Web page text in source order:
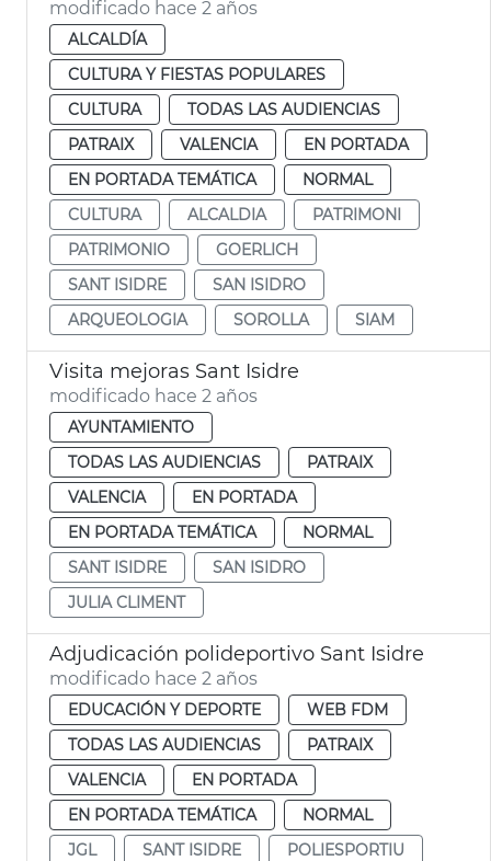
modificado hace 2 años
ALCALDÍA
CULTURA Y FIESTAS POPULARES
CULTURA
TODAS LAS AUDIENCIAS
PATRAIX
VALENCIA
EN PORTADA
EN PORTADA TEMÁTICA
NORMAL
CULTURA
ALCALDIA
PATRIMONI
PATRIMONIO
GOERLICH
SANT ISIDRE
SAN ISIDRO
ARQUEOLOGIA
SOROLLA SIAM
Visita mejoras Sant Isidre
modificado hace 2 años
AYUNTAMIENTO
TODAS LAS AUDIENCIAS
PATRAIX
VALENCIA
EN PORTADA
EN PORTADA TEMÁTICA
NORMAL
SANT ISIDRE
SAN ISIDRO
JULIA CLIMENT
Adjudicación polideportivo Sant Isidre
modificado hace 2 años
EDUCACIÓN Y DEPORTE
WEB FDM
TODAS LAS AUDIENCIAS
PATRAIX
VALENCIA
EN PORTADA
EN PORTADA TEMÁTICA
NORMAL
JGL
SANT ISIDRE
POLIESPORTIU